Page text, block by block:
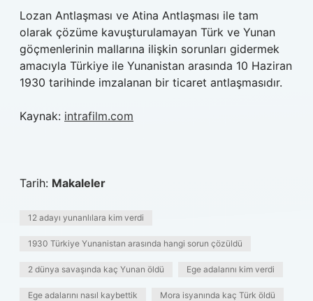
Lozan Antlaşması ve Atina Antlaşması ile tam
olarak çözüme kavuşturulamayan Türk ve Yunan
göçmenlerinin mallarına ilişkin sorunları gidermek
amacıyla Türkiye ile Yunanistan arasında 10 Haziran
1930 tarihinde imzalanan bir ticaret antlaşmasıdır.
Kaynak: intrafilm.com
Tarih: Makaleler
12 adayı yunanlılara kim verdi
1930 Türkiye Yunanistan arasında hangi sorun çözüldü
2 dünya savaşında kaç Yunan öldü Ege adalarını kim verdi
Ege adalarını nasıl kaybettik Mora isyanında kaç Türk öldü